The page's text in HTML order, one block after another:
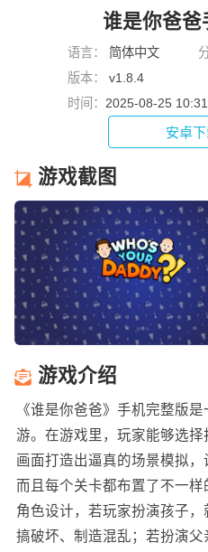
谁是你爸爸
语言： 简体中文
版本：
v1.8.4
时间： 2025-08-25
安卓
游戏截图
游戏介绍
《谁是你爸爸》手机完整版
游。在游戏里，玩家能够选
画面打造出逼真的场景模拟，
而且每个关卡都布置了不一
角色设计，若玩家扮演孩子
搞破坏、制造混乱；若扮演